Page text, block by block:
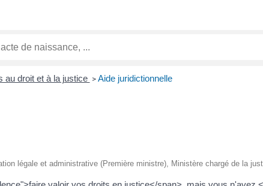
au droit et à la justice > Aide juridictionnelle
légale et administrative (Première ministre), Ministère chargé de la